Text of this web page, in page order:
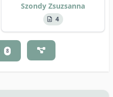
Szondy Zsuzsanna
4
8